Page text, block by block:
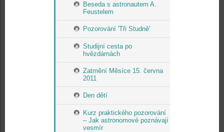
Beseda s astronautem A.
Feustelem
Pozorování 'Tři Studně'
Studijní cesta po
hvězdárnách
Zatmění Měsíce 15. června
2011
Den dětí
Kurz praktického pozorování
– Jak astronomové poznávají
vesmír